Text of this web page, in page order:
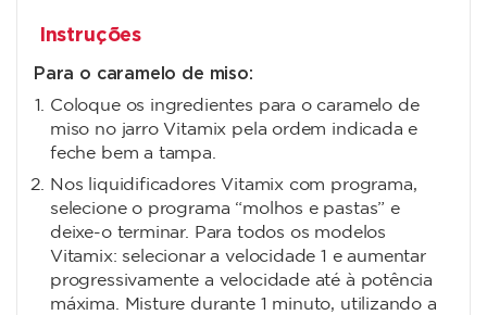
Instruções
Para o caramelo de miso:
Coloque os ingredientes para o caramelo de
miso no jarro Vitamix pela ordem indicada e
feche bem a tampa.
Nos liquidificadores Vitamix com programa,
selecione o programa “molhos e pastas” e
deixe-o terminar. Para todos os modelos
Vitamix: selecionar a velocidade 1 e aumentar
progressivamente a velocidade até à potência
máxima. Misture durante 1 minuto, utilizando a